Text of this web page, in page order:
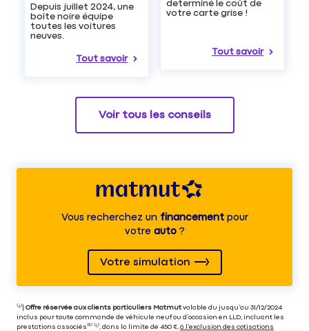
Depuis juillet 2024, une
boîte noire équipe
toutes les voitures
neuves.
Tout savoir
determiné le coût de
votre carte grise !
Tout savoir
Voir tous les conseils
Vous recherchez unfinancementpour
votre auto?
Votre simulation
⁽⁴⁾| Offre réservée aux clients particuliers Matmut valable du jusqu’au 31/12/2024
inclus pour toute commande de véhicule neuf ou d’occasion en LLD, incluant les
prestations associés⁽³⁾ ⁽⁵⁾, dans la limite de 450 €, à l’exclusion des cotisations